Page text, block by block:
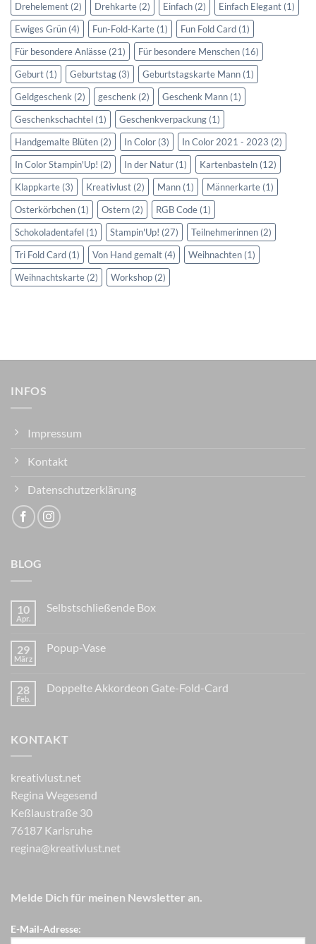
Drehelement (2) Drehkarte (2) Einfach (2) Einfach Elegant (1)
Ewiges Grün (4) Fun-Fold-Karte (1) Fun Fold Card (1)
Für besondere Anlässe (21) Für besondere Menschen (16)
Geburt (1) Geburtstag (3) Geburtstagskarte Mann (1)
Geldgeschenk (2) geschenk (2) Geschenk Mann (1)
Geschenkschachtel (1) Geschenkverpackung (1)
Handgemalte Blüten (2) In Color (3) In Color 2021 - 2023 (2)
In Color Stampin'Up! (2) In der Natur (1) Kartenbasteln (12)
Klappkarte (3) Kreativlust (2) Mann (1) Männerkarte (1)
Osterkörbchen (1) Ostern (2) RGB Code (1)
Schokoladentafel (1) Stampin'Up! (27) Teilnehmerinnen (2)
Tri Fold Card (1) Von Hand gemalt (4) Weihnachten (1)
Weihnachtskarte (2) Workshop (2)
INFOS
Impressum
Kontakt
Datenschutzerklärung
BLOG
10
Apr.
Selbstschließende Box
29
März
Popup-Vase
28
Feb.
Doppelte Akkordeon Gate-Fold-Card
KONTAKT
kreativlust.net
Regina Wegesend
Keßlaustraße 30
76187 Karlsruhe
regina@kreativlust.net
Melde Dich für meinen Newsletter an.
E-Mail-Adresse: